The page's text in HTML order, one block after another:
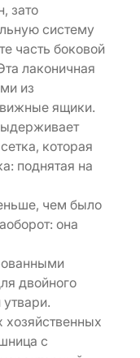
зато
систему
часть боковой
лаконичная
из
ящики.
которая
поднятая на
чем было
она
двойного
с